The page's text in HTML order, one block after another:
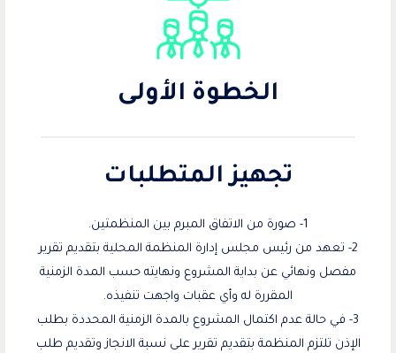
الخطوة الأولى
تجهيز المتطلبات
1- صورة من الاتفاق المبرم بين المنظمتين.
2- تعهد من رئيس مجلس إدارة المنظمة المحلية بتقديم تقرير
مفصل ونهائي عن بداية المشروع ونهايته حسب المدة الزمنية
المقررة له وأي عقبات واجهت تنفيذه.
3- في حالة عدم اكتمال المشروع بالمدة الزمنية المحددة بطلب
الإذن تلتزم المنظمة بتقديم تقرير على نسبة الانجاز وتقديم طلب